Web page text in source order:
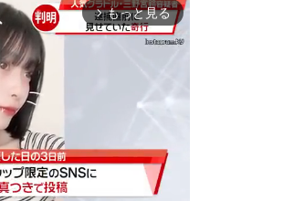
arrow_forward_ios もっと見る